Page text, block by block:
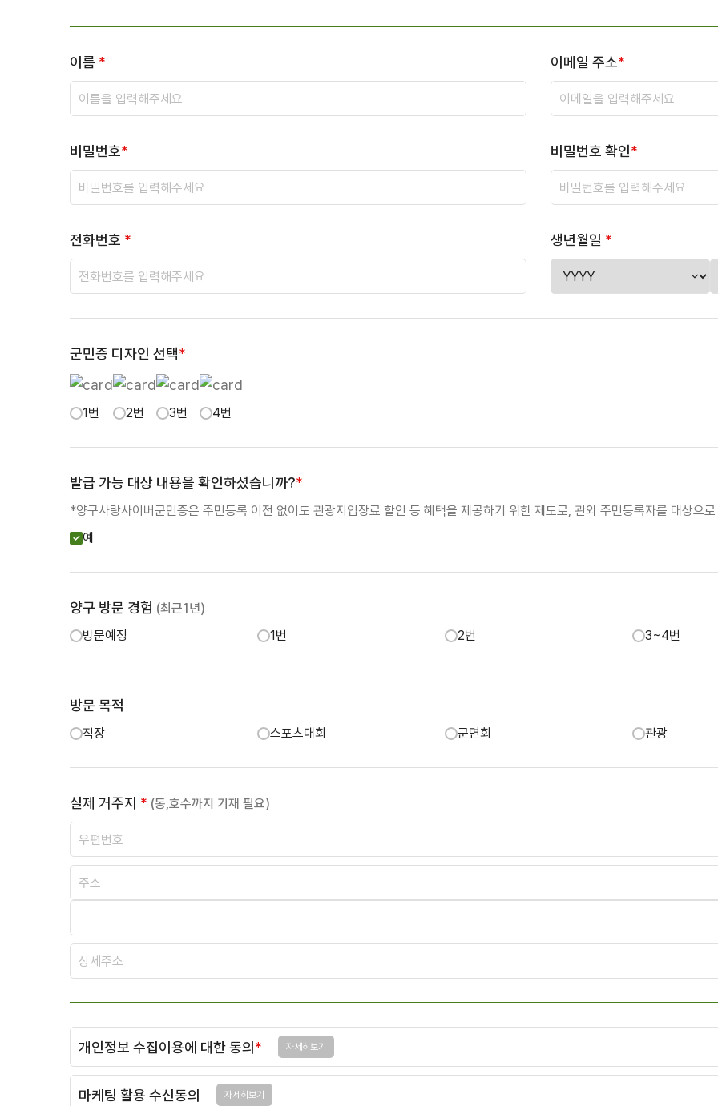
이름 * 이메일 주소*
비밀번호* 비밀번호 확인*
전화번호 * 생년월일 *
군민증 디자인 선택*
1번 2번 3번 4번
발급 가능 대상 내용을 확인하셨습니까?*
*양구사랑사이버군민증은 주민등록 이전 없이도 관광지입장료 할인 등 혜택을 제공하기 위한 제도로, 관외 주민등록자를 대상으
예
양구 방문 경험 (최근1년)
방문예정
1번 2번 3~4번
방문 목적
직장 스포츠대회 군면회 관광
실제 거주지 * (동,호수까지 기재 필요)
개인정보 수집이용에 대한 동의 * 자세히보기
마케팅 활용 수신동의 자세히보기